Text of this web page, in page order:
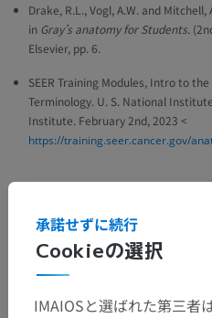
Drake, R.L., Vogl, A.W. and Mitchell,
in Gray’s anatomy for Students.
Elsevier, pp. 6.
SEER Training Modules, Intro to
Terminology. U. S. National
Institute. February 2nd, 2023 <
https://training.seer.cancer.gov/
解剖学的階層
人体解剖学2
Cookieの選択
承諾せずに続行
IMAIOSと選ばれた第三者